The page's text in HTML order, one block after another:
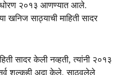
धोरण २०१३ आणण्यात आले.
खनिज साठ्याची माहिती सादर
सादर केली नव्हती, त्यांनी २०१३
शुल्कही अदा केले. साठवलेले